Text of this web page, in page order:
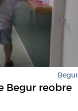
Begur
Begur reobre